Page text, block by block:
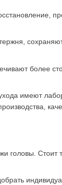
более
имеют
головы. Стоит